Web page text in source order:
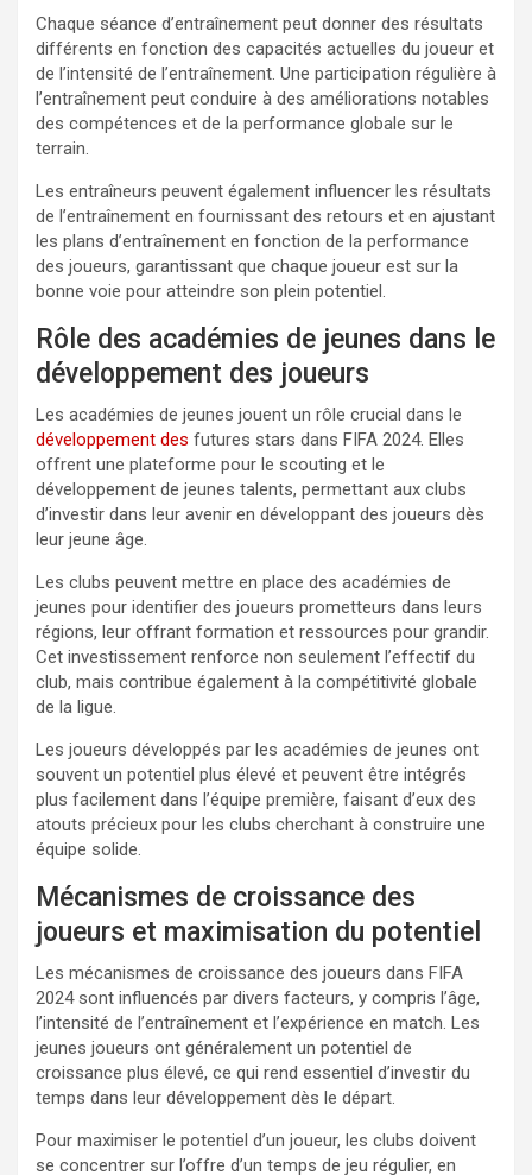
Chaque séance d’entraînement peut donner des résultats
différents en fonction des capacités actuelles du joueur et
de l’intensité de l’entraînement. Une participation régulière à
l’entraînement peut conduire à des améliorations notables
des compétences et de la performance globale sur le
terrain.
Les entraîneurs peuvent également influencer les résultats
de l’entraînement en fournissant des retours et en ajustant
les plans d’entraînement en fonction de la performance
des joueurs, garantissant que chaque joueur est sur la
bonne voie pour atteindre son plein potentiel.
Rôle des académies de jeunes dans le
développement des joueurs
Les académies de jeunes jouent un rôle crucial dans le
développement des futures stars dans FIFA 2024. Elles
offrent une plateforme pour le scouting et le
développement de jeunes talents, permettant aux clubs
d’investir dans leur avenir en développant des joueurs dès
leur jeune âge.
Les clubs peuvent mettre en place des académies de
jeunes pour identifier des joueurs prometteurs dans leurs
régions, leur offrant formation et ressources pour grandir.
Cet investissement renforce non seulement l’effectif du
club, mais contribue également à la compétitivité globale
de la ligue.
Les joueurs développés par les académies de jeunes ont
souvent un potentiel plus élevé et peuvent être intégrés
plus facilement dans l’équipe première, faisant d’eux des
atouts précieux pour les clubs cherchant à construire une
équipe solide.
Mécanismes de croissance des
joueurs et maximisation du potentiel
Les mécanismes de croissance des joueurs dans FIFA
2024 sont influencés par divers facteurs, y compris l’âge,
l’intensité de l’entraînement et l’expérience en match. Les
jeunes joueurs ont généralement un potentiel de
croissance plus élevé, ce qui rend essentiel d’investir du
temps dans leur développement dès le départ.
Pour maximiser le potentiel d’un joueur, les clubs doivent
se concentrer sur l’offre d’un temps de jeu régulier, en